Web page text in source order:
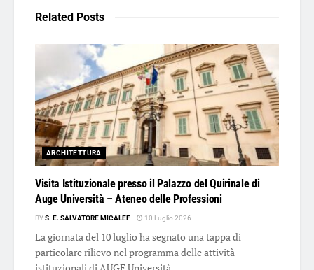
Related Posts
ARCHITETTURA
Visita Istituzionale presso il Palazzo del Quirinale di
Auge Università – Ateneo delle Professioni
BYS. E. SALVATORE MICALEF 10 Luglio 2026
La giornata del 10 luglio ha segnato una tappa di
particolare rilievo nel programma delle attività